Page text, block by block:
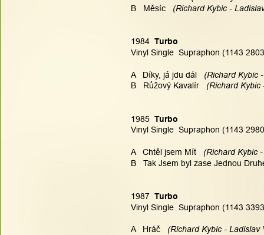
B   Měsíc
(Richard Kybic -
1984 Turbo
Vinyl Single  Supraphon (1143
A   Díky, já jdu dál
(Richard Kybic
B   Růžový Kavalír
(Richard Kybic
1985 Turbo
Vinyl Single  Supraphon (1143
A   Chtěl jsem Mít
(Richard Kybic
B   Tak Jsem byl zase Jednou
1987 Turbo
Vinyl Single  Supraphon (1143
A   Hráč
(Richard Kybic - Ladislav